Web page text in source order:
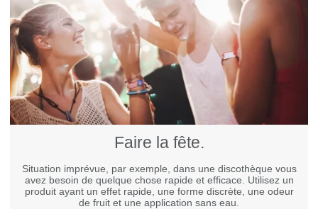
Faire la fête.
Situation imprévue, par exemple, dans une discothèque vous
avez besoin de quelque chose rapide et efficace. Utilisez un
produit ayant un effet rapide, une forme discrète, une odeur
de fruit et une application sans eau.